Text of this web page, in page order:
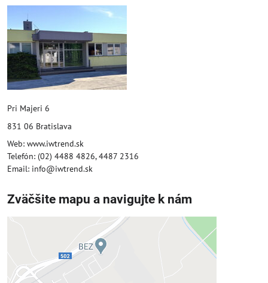
Pri Majeri 6
831 06 Bratislava
Web: www.iwtrend.sk
Telefón: (02) 4488 4826, 4487 2316
Email: info@iwtrend.sk
Zväčšite mapu a navigujte k nám
Externý obsah je blokovaný